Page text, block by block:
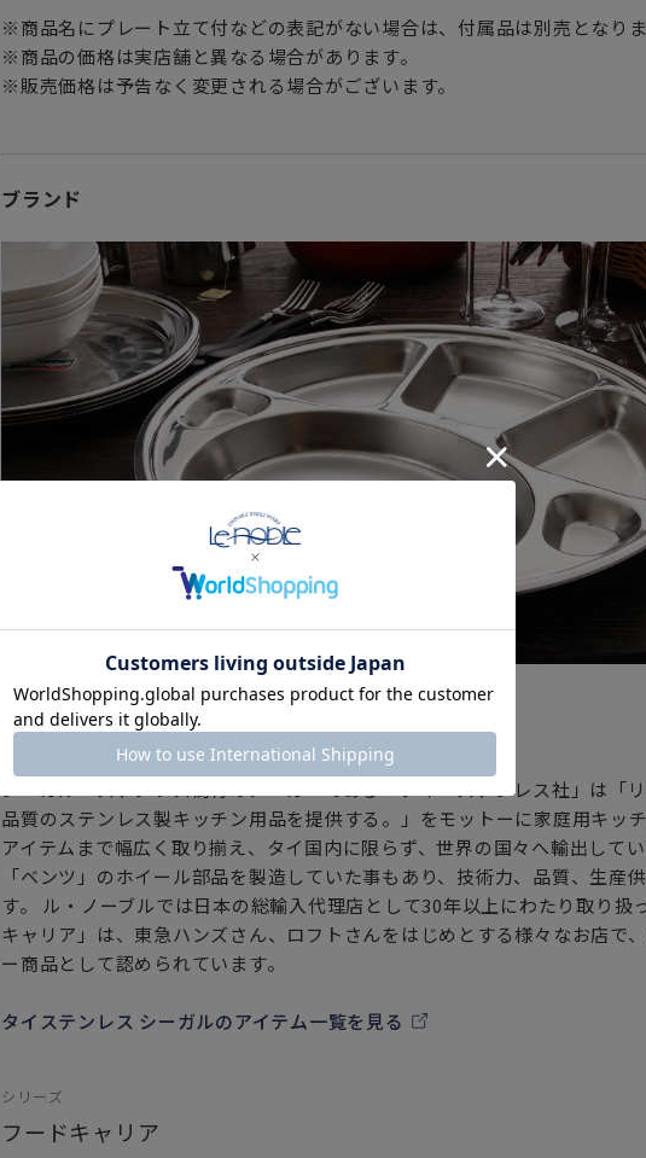
それに加えてこのサイズは言う事なし。
無機質なオールステンレス素材はどこか昭和レトロっぽくって懐かしさもあ
おかずをつぶさずに優しくカバーします。
開閉は ホルダーをパチンと上げ下げするだけ。
取っ手が付いているので、持ち運びも簡単です。
ステンレスは熱伝導率が良いため、温めても冷やしても長時間温度を持続。
夏は保冷剤と一緒に保冷バッグに入れてそうめんや冷麺を。
直火OKなのでアウトドアにはもちろん
（※大変熱くなりますので、火傷には十分ご注意ください）
プラスチック製やパッキンのあるものと比べ
洗い上がりに油汚れのヌルつきや匂い・色が残らず、さっぱりと清潔。
傷がつきにくいステンレス容器は汚れや菌が入り込まず
夏場や梅雨時期の衛生管理もしやすい素材です。
また、蓋と本体だけのパッキンのないシンプルな構造で
洗いものも楽ちんなのが嬉しいポイント。
角が丸くなっていて、端の汚れも残さずしっかり洗い落せます。
傾けないよう気を付ければ、シンプルでとっても使いやすいお弁当箱です。
本体は、逆さにしたり傾けると汁漏れしますので、持ち運びには十分ご注
また、ステンレス製品は電子レンジでのご使用はできませんので
ご使用の場合は、電子レンジ対応可能な容器に移し替えて下さい。
・使用前は、台所用洗剤でよく洗って下さい。
・食器洗浄機は使用できます。
・直火・IH（電磁調理器）・ハロゲン調理器でのご使用は可能です。
※商品名にプレート立て付などの表記がない場合は、付属品は別売となりま
※商品の価格は実店舗と異なる場合があります。
※販売価格は予告なく変更される場合がございます。
ブランド
ブランド
タイステンレス シーガル
シーガル・ステンレス商材のメーカーである「タイ・ステンレス社」は「
品質のステンレス製キッチン用品を提供する。」をモットーに家庭用キッ
アイテムまで幅広く取り揃え、タイ国内に限らず、世界の国々へ輸出してい
「ベンツ」のホイール部品を製造していた事もあり、技術力、品質、生産
す。 ル・ノーブルでは日本の総輸入代理店として30年以上にわたり取り扱
キャリア」は、東急ハンズさん、ロフトさんをはじめとする様々なお店で
ー商品として認められています。
タイステンレス シーガルのアイテム一覧を見る
シリーズ
フードキャリア